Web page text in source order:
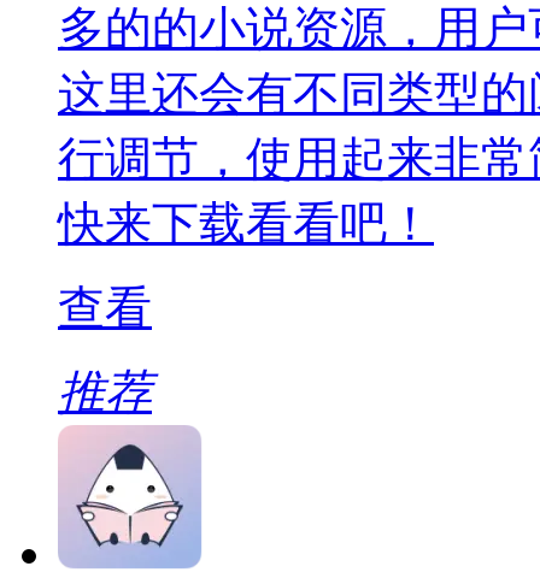
多的的小说资源，用
这里还会有不同类型
行调节，使用起来非
快来下载看看吧！
查看
推荐